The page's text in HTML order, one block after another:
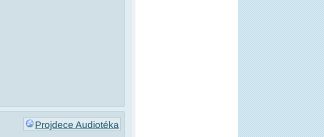
Projdece Audiotéka